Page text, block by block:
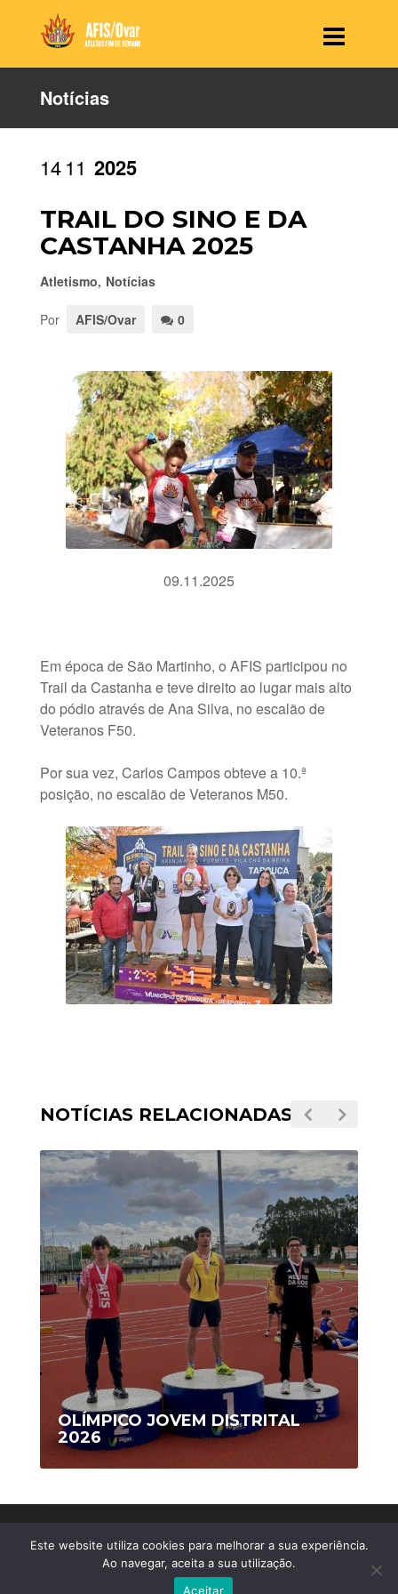
Notícias
14 11 2025
TRAIL DO SINO E DA
CASTANHA 2025
Atletismo, Notícias
Por AFIS/Ovar 0
09.11.2025
Em época de São Martinho, o AFIS participou no
Trail da Castanha e teve direito ao lugar mais alto
do pódio através de Ana Silva, no escalão de
Veteranos F50.
Por sua vez, Carlos Campos obteve a 10.ª
posição, no escalão de Veteranos M50.
NOTÍCIAS RELACIONADAS
OLÍMPICO JOVEM DISTRITAL
2026
Reservados
Webdesign byMDigital Agency
Este website utiliza cookies para melhorar a sua experiência.
Ao navegar, aceita a sua utilização.
Aceitar